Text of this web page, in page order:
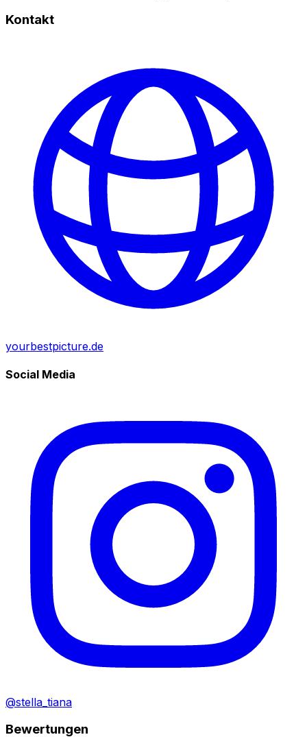
Kontakt
yourbestpicture.de
Social Media
@stella_tiana
Bewertungen